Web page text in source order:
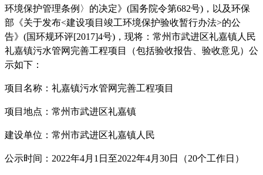
环境保护管理条例〉的决定》 (国务院令第682号) ，以及环保
部《关于发布<建设项目竣工环境保护验收暂行办法>的公
告》 (国环规环评[2017]4号) ，现将：常州市武进区礼嘉镇人民
礼嘉镇污水管网完善工程项目（包括验收报告、验收意见）公
示如下：
项目名称：礼嘉镇污水管网完善工程项目
项目地点：常州市武进区礼嘉镇
建设单位：常州市武进区礼嘉镇人民
公示时间： 2022年4月 1 日至2022年4月 30日（20个工作日）